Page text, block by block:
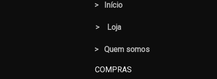
> Início
> Loja
> Quem somos
COMPRAS